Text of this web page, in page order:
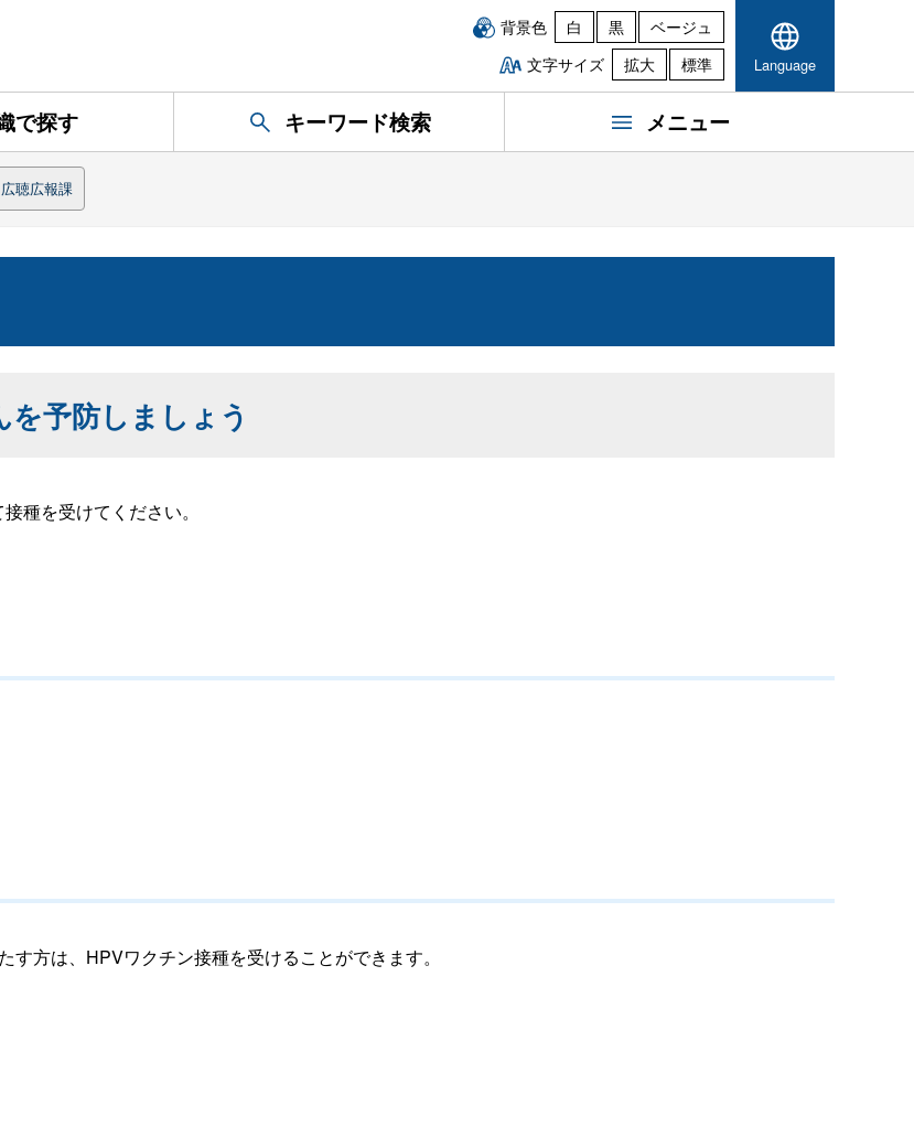
背景色 白 黒
ベージュ
文字サイズ
拡大 標準 Language
で探す キーワード検索 メニュー
広聴広報課
予防しましょう
種を受けてください。
方は、HPVワクチン接種を受けることができます。